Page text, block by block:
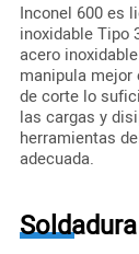
Inconel 600 es
inoxidable Tipo
acero
manipula mejor
de corte lo
las cargas y
herramientas
adecuada.
Soldadura